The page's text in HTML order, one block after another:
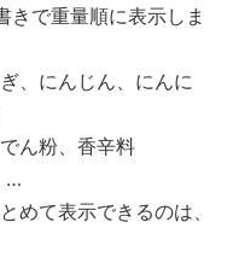
きで重量順に表示しま
、にんじん、にんに
ん粉、香辛料
…
めて表示できるのは、